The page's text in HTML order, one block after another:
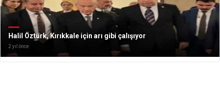
Halil Öztürk, Kırıkkale için arı gibi çalışıyor
2 yıl önce